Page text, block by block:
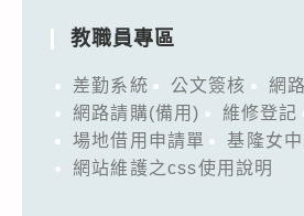
教職員專區
差勤系統 公文簽核
網
網路請購(備用)
維修登記
場地借用申請單
基隆女
網站維護之css使用說明